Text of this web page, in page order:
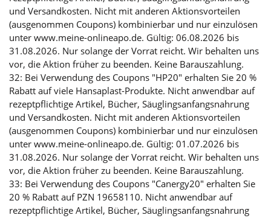
und Versandkosten. Nicht mit anderen Aktionsvorteilen
(ausgenommen Coupons) kombinierbar und nur einzulösen
unter www.meine-onlineapo.de. Gültig: 06.08.2026 bis
31.08.2026. Nur solange der Vorrat reicht. Wir behalten uns
vor, die Aktion früher zu beenden. Keine Barauszahlung.
32: Bei Verwendung des Coupons "HP20" erhalten Sie 20 %
Rabatt auf viele Hansaplast-Produkte. Nicht anwendbar auf
rezeptpflichtige Artikel, Bücher, Säuglingsanfangsnahrung
und Versandkosten. Nicht mit anderen Aktionsvorteilen
(ausgenommen Coupons) kombinierbar und nur einzulösen
unter www.meine-onlineapo.de. Gültig: 01.07.2026 bis
31.08.2026. Nur solange der Vorrat reicht. Wir behalten uns
vor, die Aktion früher zu beenden. Keine Barauszahlung.
33: Bei Verwendung des Coupons "Canergy20" erhalten Sie
20 % Rabatt auf PZN 19658110. Nicht anwendbar auf
rezeptpflichtige Artikel, Bücher, Säuglingsanfangsnahrung